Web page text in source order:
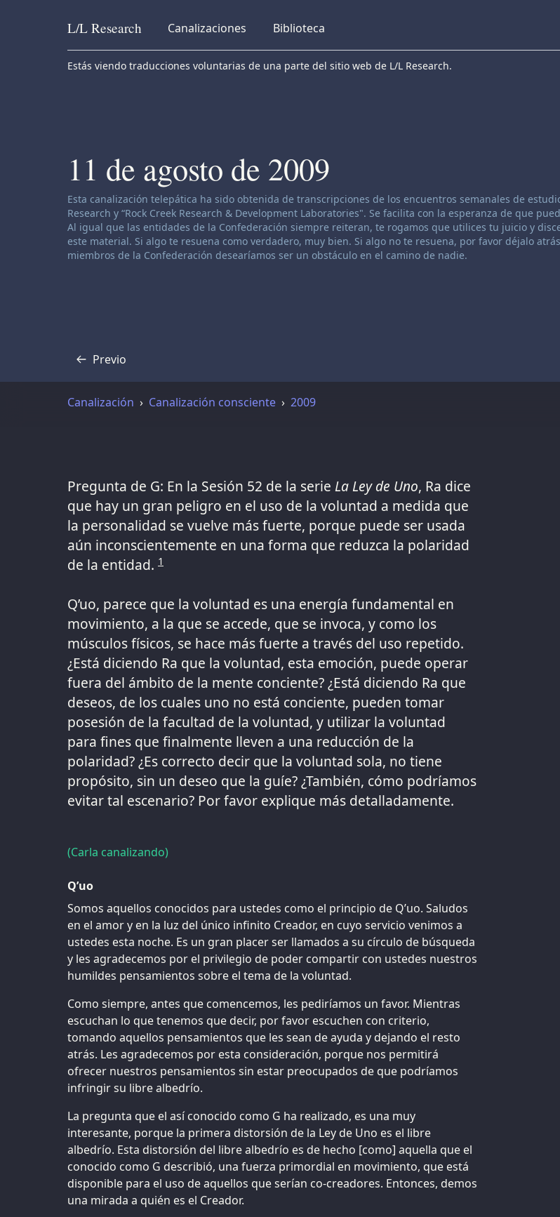
Skip to content
L/L Research Canalizaciones Biblioteca
Estás viendo traducciones voluntarias de una parte del sitio web de L/L Research.
11 de agosto de 2009
Descargo de responsabilidad de canalización:
Esta canalización telepática ha sido obtenida de transcripciones de los encuentros semanales de
Research y “Rock Creek Research & Development Laboratories". Se facilita con la esperanza de que
Al igual que las entidades de la Confederación siempre reiteran, te rogamos que utilices tu juicio y
este material. Si algo te resuena como verdadero, muy bien. Si algo no te resuena, por favor déjalo
miembros de la Confederación desearíamos ser un obstáculo en el camino de nadie.
Previo
Transcripción
Canalización Canalización consciente 2009
Pregunta de G: En la Sesión 52 de la serie La Ley de Uno, Ra dice
que hay un gran peligro en el uso de la voluntad a medida que
la personalidad se vuelve más fuerte, porque puede ser usada
aún inconscientemente en una forma que reduzca la polaridad
de la entidad. 1
Q’uo, parece que la voluntad es una energía fundamental en
movimiento, a la que se accede, que se invoca, y como los
músculos físicos, se hace más fuerte a través del uso repetido.
¿Está diciendo Ra que la voluntad, esta emoción, puede operar
fuera del ámbito de la mente conciente? ¿Está diciendo Ra que
deseos, de los cuales uno no está conciente, pueden tomar
posesión de la facultad de la voluntad, y utilizar la voluntad
para fines que finalmente lleven a una reducción de la
polaridad? ¿Es correcto decir que la voluntad sola, no tiene
propósito, sin un deseo que la guíe? ¿También, cómo podríamos
evitar tal escenario? Por favor explique más detalladamente.
(Carla canalizando)
Q’uo
Somos aquellos conocidos para ustedes como el principio de Q’uo. Saludos
en el amor y en la luz del único infinito Creador, en cuyo servicio venimos a
ustedes esta noche. Es un gran placer ser llamados a su círculo de búsqueda
y les agradecemos por el privilegio de poder compartir con ustedes nuestros
humildes pensamientos sobre el tema de la voluntad.
Como siempre, antes que comencemos, les pediríamos un favor. Mientras
escuchan lo que tenemos que decir, por favor escuchen con criterio,
tomando aquellos pensamientos que les sean de ayuda y dejando el resto
atrás. Les agradecemos por esta consideración, porque nos permitirá
ofrecer nuestros pensamientos sin estar preocupados de que podríamos
infringir su libre albedrío.
La pregunta que el así conocido como G ha realizado, es una muy
interesante, porque la primera distorsión de la Ley de Uno es el libre
albedrío. Esta distorsión del libre albedrío es de hecho [como] aquella que el
conocido como G describió, una fuerza primordial en movimiento, que está
disponible para el uso de aquellos que serían co-creadores. Entonces, demos
una mirada a quién es el Creador.